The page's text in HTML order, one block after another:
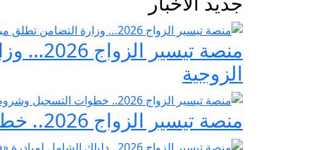
منصة
الزوجية
منصة تيسير الزواج 2026.. خطوات التسجيل وشروط مبادرة فرحة مصر